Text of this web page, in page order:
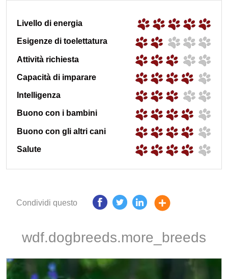
Livello di energia
Esigenze di toelettatura
Attività richiesta
Capacità di imparare
Intelligenza
Buono con i bambini
Buono con gli altri cani
Salute
Condividi questo
wdf.dogbreeds.more_breeds